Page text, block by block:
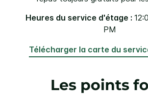
Heures du service d'étage :
PM
Télécharger la carte du
Les points